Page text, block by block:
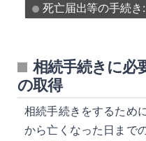
死亡届出等の手続き:
相続手続きに必
の取得
相続手続きをするため
から亡くなった日まで